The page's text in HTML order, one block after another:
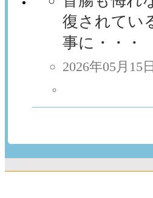
復されてい
事に・・・
2026年05月15